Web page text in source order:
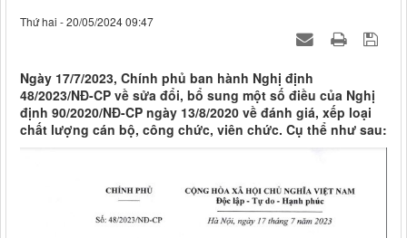
Thứ hai - 20/05/2024 09:47
Ngày 17/7/2023, Chính phủ ban hành Nghị định
48/2023/NĐ-CP về sửa đổi, bổ sung một số điều của Nghị
định 90/2020/NĐ-CP ngày 13/8/2020 về đánh giá, xếp loại
chất lượng cán bộ, công chức, viên chức. Cụ thể như sau: